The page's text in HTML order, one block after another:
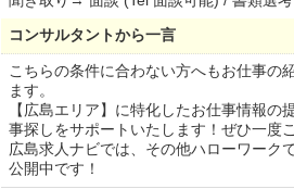
コンサルタントから一言
こちらの条件に合わない方へもお仕事の
ます。
【広島エリア】に特化したお仕事情報の
事探しをサポートいたします！ぜひ一度
広島求人ナビでは、その他ハローワーク
公開中です！